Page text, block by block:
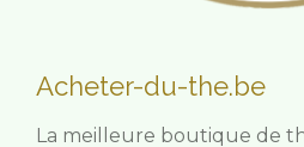
Acheter-du-the.be
La meilleure boutique de